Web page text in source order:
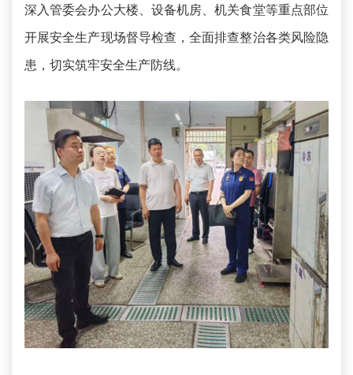
深入管委会办公大楼、设备机房、机关食堂等重点部位
开展安全生产现场督导检查，全面排查整治各类风险隐
患，切实筑牢安全生产防线。